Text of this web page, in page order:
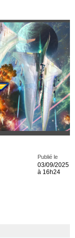
Publié le
03/09/2025
à 16h24